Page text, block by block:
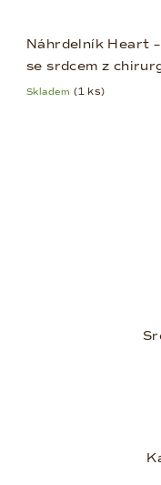
Náhrdelník Heart
se srdcem z
Skladem(1 ks)